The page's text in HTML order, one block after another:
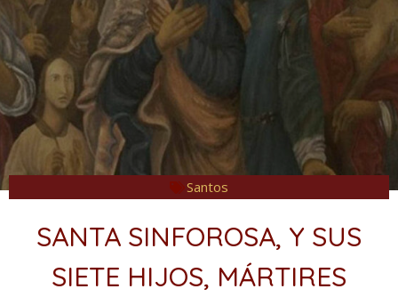
Santos
SANTA SINFOROSA, Y SUS
SIETE HIJOS, MÁRTIRES